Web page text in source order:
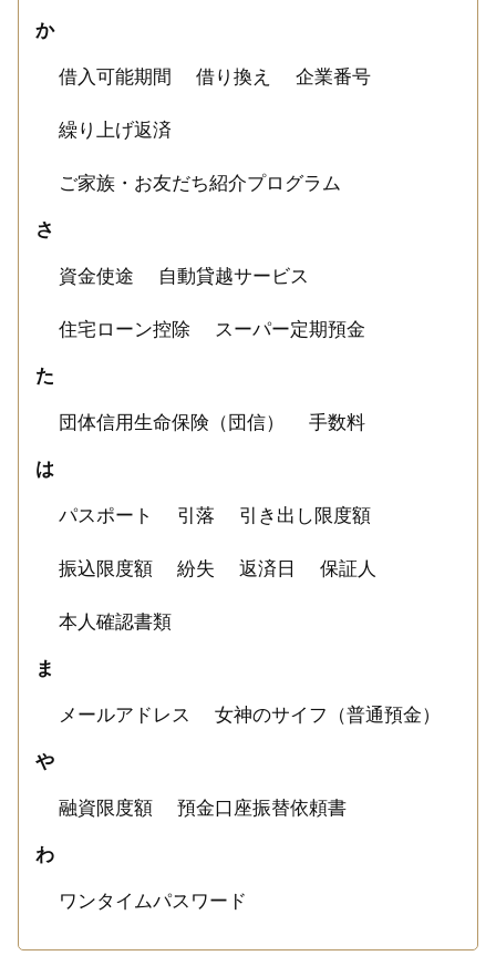
か
借入可能期間 借り換え
企業番号
繰り上げ返済
ご家族・お友だち紹介プログラム
さ
資金使途
自動貸越サービス
住宅ローン控除
スーパー定期預金
た
団体信用生命保険（団信） 手数料
は
パスポート 引落
引き出し限度額
振込限度額
紛失 返済日
保証人
本人確認書類
ま
メールアドレス 女神のサイフ（普通預金）
や
融資限度額 預金口座振替依頼書
わ
ワンタイムパスワード